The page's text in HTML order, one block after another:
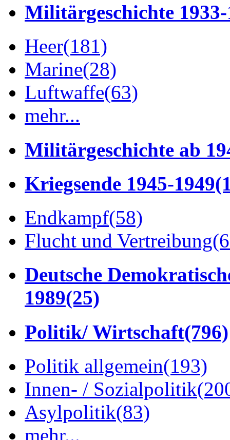
Militärgeschichte 1933-
Heer(181)
Marine(28)
Luftwaffe(63)
mehr...
Militärgeschichte ab
Kriegsende 1945-1949
Endkampf(58)
Flucht und Vertreibung
Deutsche
1989(25)
Politik/ Wirtschaft(796)
Politik allgemein(193)
Innen- / Sozialpolitik
Asylpolitik(83)
mehr...